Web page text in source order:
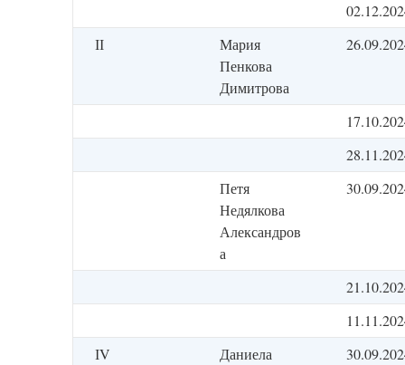
ІІ
Мария
Пенкова
Димитрова
Петя
Недялкова
Александров
а
ІV
Даниела